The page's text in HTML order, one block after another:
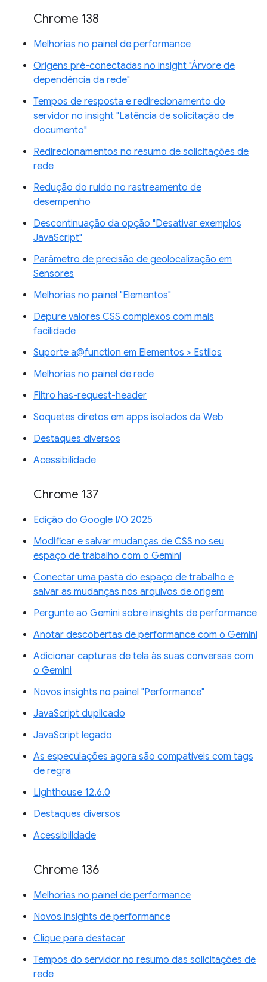
Chrome 138
Melhorias no painel de performance
Origens pré-conectadas no insight "Árvore de
dependência da rede"
Tempos de resposta e redirecionamento do
servidor no insight "Latência de solicitação de
documento"
Redirecionamentos no resumo de solicitações de
rede
Redução do ruído no rastreamento de
desempenho
Descontinuação da opção "Desativar exemplos
JavaScript"
Parâmetro de precisão de geolocalização em
Sensores
Melhorias no painel "Elementos"
Depure valores CSS complexos com mais
facilidade
Suporte a@function em Elementos > Estilos
Melhorias no painel de rede
Filtro has-request-header
Soquetes diretos em apps isolados da Web
Destaques diversos
Acessibilidade
Chrome 137
Edição do Google I/O 2025
Modificar e salvar mudanças de CSS no seu
espaço de trabalho com o Gemini
Conectar uma pasta do espaço de trabalho e
salvar as mudanças nos arquivos de origem
Pergunte ao Gemini sobre insights de performance
Anotar descobertas de performance com o Gemini
Adicionar capturas de tela às suas conversas com
o Gemini
Novos insights no painel "Performance"
JavaScript duplicado
JavaScript legado
As especulações agora são compatíveis com tags
de regra
Lighthouse 12.6.0
Destaques diversos
Acessibilidade
Chrome 136
Melhorias no painel de performance
Novos insights de performance
Clique para destacar
Tempos do servidor no resumo das solicitações de
rede